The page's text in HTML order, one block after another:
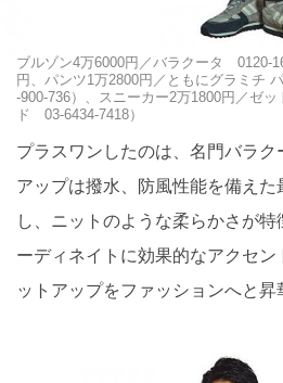
ブルゾン4万6000円／バラクータ 0120-
円、パンツ1万2800円／ともにグラミチ
-900-736）、スニーカー2万1800円／ゼ
ド 03-6434-7418）
プラスワンしたのは、名門バラク
アップは撥水、防風性能を備えた
し、ニットのような柔らかさが
ーディネイトに効果的なアクセ
ットアップをファッションへと昇